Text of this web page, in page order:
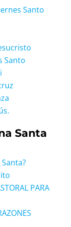
Santo
Santo
Santa
PARA